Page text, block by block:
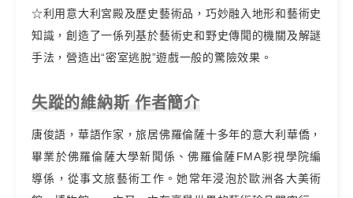
☆利用意大利宮殿及歷史藝術品，巧妙融入地形和藝術史
知識，創造了一係列基於藝術史和野史傳聞的機關及解謎
手法，營造出“密室逃脫”遊戲一般的驚險效果。
失蹤的維納斯 作者簡介
唐俊語，華語作家，旅居佛羅倫薩十多年的意大利華僑，
畢業於佛羅倫薩大學新聞係、佛羅倫薩FMA影視學院編
導係，從事文旅藝術工作。她常年浸泡於歐洲各大美術